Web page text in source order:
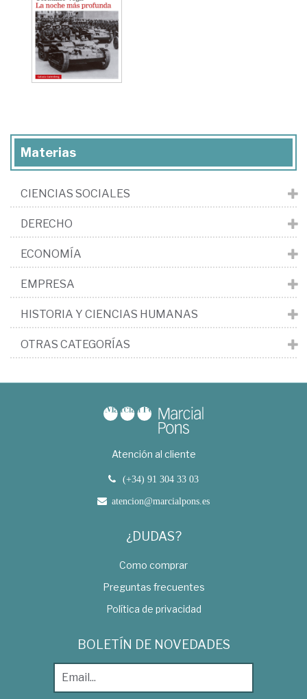
Materias
CIENCIAS SOCIALES
DERECHO
ECONOMÍA
EMPRESA
HISTORIA Y CIENCIAS HUMANAS
OTRAS CATEGORÍAS
Atención al cliente
(+34) 91 304 33 03
atencion@marcialpons.es
¿DUDAS?
Como comprar
Preguntas frecuentes
Política de privacidad
BOLETÍN DE NOVEDADES